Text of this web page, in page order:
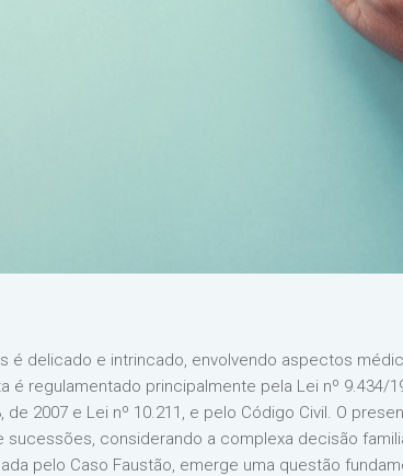
é delicado e intrincado, envolvendo aspectos
é regulamentado principalmente pela Lei nº
de 2007 e Lei nº 10.211, e pelo Código Civil. O
considerando a complexa decisão
pelo Caso Faustão, emerge uma questão